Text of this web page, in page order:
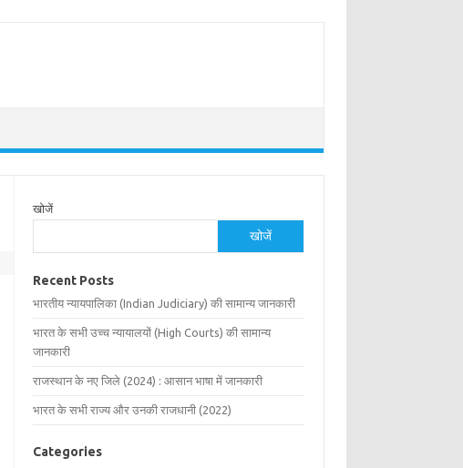
खोजें
खोजें
Recent Posts
भारतीय न्यायपालिका (Indian Judiciary) की सामान्य जानकारी
भारत के सभी उच्च न्यायालयों (High Courts) की सामान्य
जानकारी
राजस्थान के नए जिले (2024) : आसान भाषा में जानकारी
भारत के सभी राज्य और उनकी राजधानी (2022)
Categories